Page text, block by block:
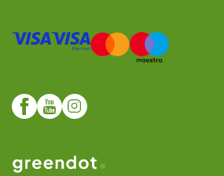
Web realozoval Greendot